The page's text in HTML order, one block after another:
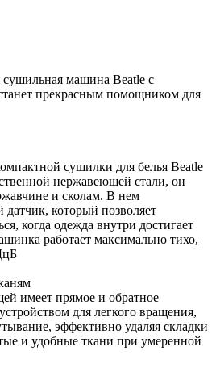
сушильная машина Beatle с
прекрасным помощником для
сушилки для белья Beatle
нержавеющей стали, он
и сколам. В нем
датчик, который позволяет
когда одежда внутри достигает
работает максимально тихо,
имеет прямое и обратное
для легкого вращения,
эффективно удаляя складки
и удобные ткани при умеренной